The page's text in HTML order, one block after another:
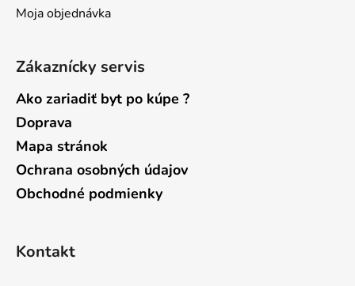
Moja objednávka
Zákaznícky servis
Ako zariadiť byt po kúpe ?
Doprava
Mapa stránok
Ochrana osobných údajov
Obchodné podmienky
Kontakt